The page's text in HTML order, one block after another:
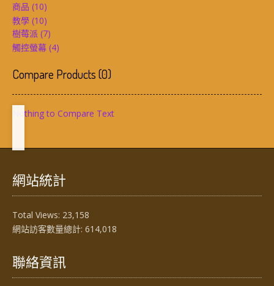
商品 (10)
教學 (10)
樹莓派 (7)
觸控螢幕 (4)
Compare Products(0)
Nothing to Compare Text
網站統計
Total Views: 23,158
網站訪客數量總計: 614,018
聯絡資訊